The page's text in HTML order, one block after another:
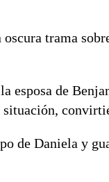
trama
esposa de
de Daniela y